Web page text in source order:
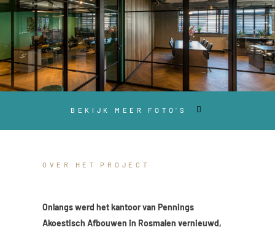
BEKIJK MEER FOTO’S
OVER HET PROJECT
Onlangs werd het kantoor van Pennings
Akoestisch Afbouwen in Rosmalen vernieuwd,